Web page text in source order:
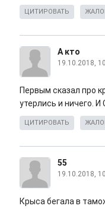
ЦИТИРОВАТЬ
А кто
19.10.2018,
Первым сказал про
утерлись и ничего.
ЦИТИРОВАТЬ
55
19.10.2018,
Крыса бегала в